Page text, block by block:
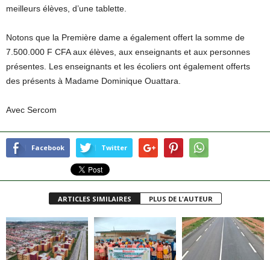
meilleurs élèves, d’une tablette.
Notons que la Première dame a également offert la somme de
7.500.000 F CFA aux élèves, aux enseignants et aux personnes
présentes. Les enseignants et les écoliers ont également offerts
des présents à Madame Dominique Ouattara.
Avec Sercom
Facebook Twitter
ARTICLES SIMILAIRES PLUS DE L'AUTEUR